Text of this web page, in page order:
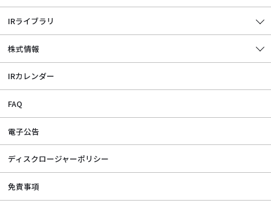
IRライブラリ
株式情報
IRカレンダー
FAQ
電子公告
ディスクロージャーポリシー
免責事項